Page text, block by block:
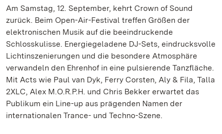
Am Samstag, 12. September, kehrt Crown of Sound
zurück. Beim Open-Air-Festival treffen Größen der
elektronischen Musik auf die beeindruckende
Schlosskulisse. Energiegeladene DJ-Sets, eindrucksvolle
Lichtinszenierungen und die besondere Atmosphäre
verwandeln den Ehrenhof in eine pulsierende Tanzfläche.
Mit Acts wie Paul van Dyk, Ferry Corsten, Aly & Fila, Talla
2XLC, Alex M.O.R.P.H. und Chris Bekker erwartet das
Publikum ein Line-up aus prägenden Namen der
internationalen Trance- und Techno-Szene.